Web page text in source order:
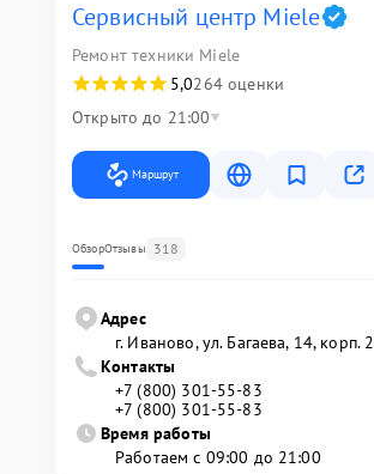
Сервисный центр Miele
Ремонт техники Miele
5,0264 оценки
Открыто до 21:00
Маршрут
ОбзорОтзывы 318
Адрес
г. Иваново, ул. Багаева, 14, корп. 2
Контакты
+7 (800) 301-55-83
+7 (800) 301-55-83
Время работы
Работаем с 09:00 до 21:00